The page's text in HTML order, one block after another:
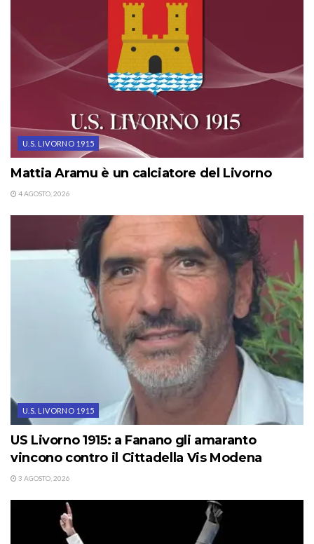
U.S. LIVORNO 1915
Mattia Aramu è un calciatore del Livorno
4 AGOSTO, 2026
U.S. LIVORNO 1915
US Livorno 1915: a Fanano gli amaranto
vincono contro il Cittadella Vis Modena
3 AGOSTO, 2026